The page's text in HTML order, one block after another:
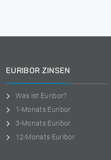
EURIBOR ZINSEN
Was ist Euribor?
1-Monats Euribor
3-Monats Euribor
12-Monats Euribor